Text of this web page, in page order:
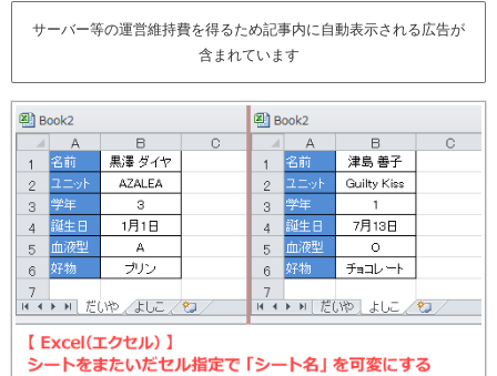
サーバー等の運営維持費を得るため記事内に自動表示される広告が
含まれています